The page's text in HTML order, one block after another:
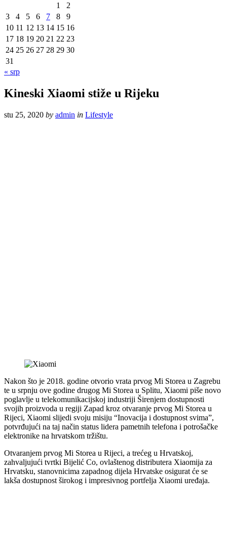
1
2
3
4 5 6 7 8
9
10 11 12 13 14 15 16
17 18 19 20 21 22 23
24 25 26 27 28 29 30
31
« srp
Kineski Xiaomi stiže u Rijeku
stu 25, 2020 by admin in Lifestyle
Nakon što je 2018. godine otvorio vrata prvog Mi Storea u Zagrebu
te u srpnju ove godine drugog Mi Storea u Splitu, Xiaomi piše novo
poglavlje u telekomunikacijskoj industriji Širenjem dostupnosti
svojih proizvoda u regiji Zapad kroz otvaranje prvog Mi Storea u
Rijeci, Xiaomi slijedi svoju misiju “Inovacija i dostupnost svima”,
potvrđujući na taj način status lidera pametnih telefona i potrošačke
elektronike na hrvatskom tržištu.
Otvaranjem prvog Mi Storea u Rijeci, a trećeg u Hrvatskoj,
zahvaljujući tvrtki Bijelić Co, ovlaštenog distributera Xiaomija za
Hrvatsku, stanovnicima zapadnog dijela Hrvatske osigurat će se
lakša dostupnost širokog i impresivnog portfelja Xiaomi uređaja.